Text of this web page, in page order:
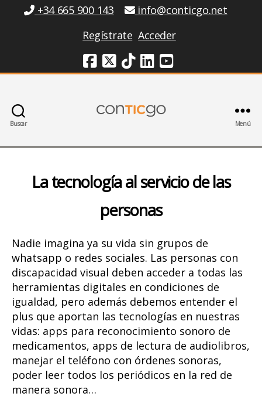
Información
+34 665 900 143
info@conticgo.net
Regístrate Acceder
Redes Sociales
Buscar Menú
La tecnología al servicio de las
personas
Nadie imagina ya su vida sin grupos de
whatsapp o redes sociales. Las personas con
discapacidad visual deben acceder a todas las
herramientas digitales en condiciones de
igualdad, pero además debemos entender el
plus que aportan las tecnologías en nuestras
vidas: apps para reconocimiento sonoro de
medicamentos, apps de lectura de audiolibros,
manejar el teléfono con órdenes sonoras,
poder leer todos los periódicos en la red de
manera sonora…